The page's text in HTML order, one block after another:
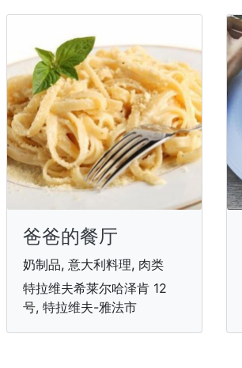
爸爸的餐厅
奶制品, 意大利料理, 肉类
特拉维夫希莱尔哈泽肯 12
号, 特拉维夫-雅法市